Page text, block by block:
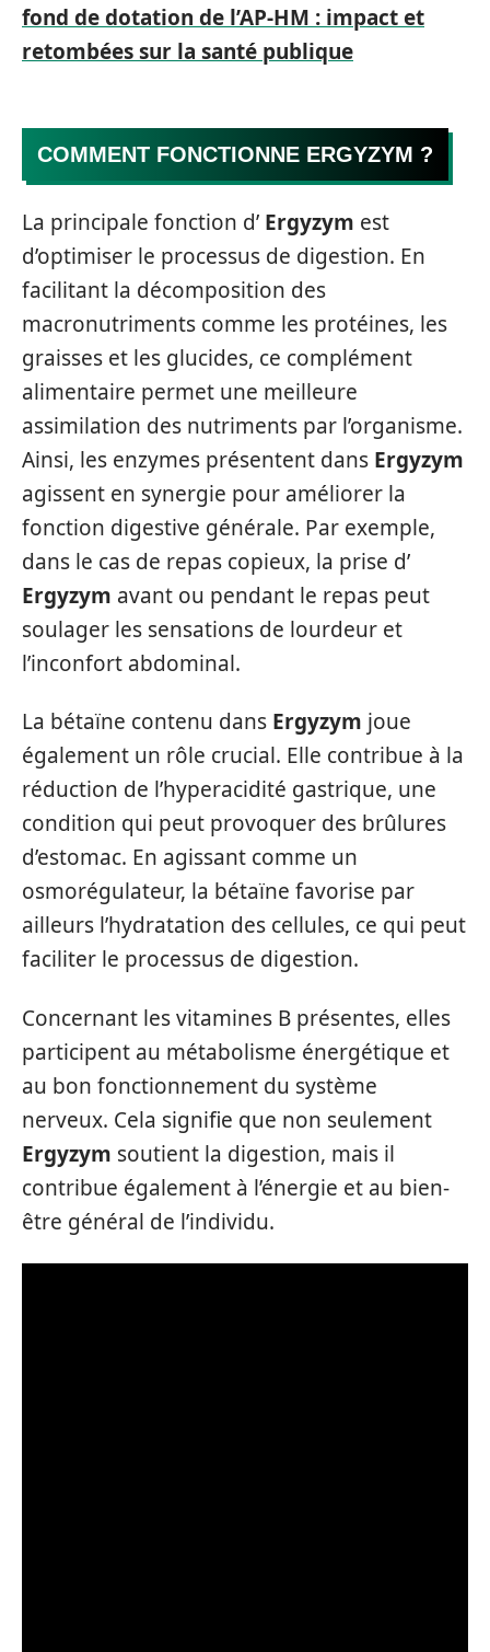
fond de dotation de l’AP-HM : impact et
retombées sur la santé publique
COMMENT FONCTIONNE ERGYZYM ?
La principale fonction d’ Ergyzym est
d’optimiser le processus de digestion. En
facilitant la décomposition des
macronutriments comme les protéines, les
graisses et les glucides, ce complément
alimentaire permet une meilleure
assimilation des nutriments par l’organisme.
Ainsi, les enzymes présentent dans Ergyzym
agissent en synergie pour améliorer la
fonction digestive générale. Par exemple,
dans le cas de repas copieux, la prise d’
Ergyzym avant ou pendant le repas peut
soulager les sensations de lourdeur et
l’inconfort abdominal.
La bétaïne contenu dans Ergyzym joue
également un rôle crucial. Elle contribue à la
réduction de l’hyperacidité gastrique, une
condition qui peut provoquer des brûlures
d’estomac. En agissant comme un
osmorégulateur, la bétaïne favorise par
ailleurs l’hydratation des cellules, ce qui peut
faciliter le processus de digestion.
Concernant les vitamines B présentes, elles
participent au métabolisme énergétique et
au bon fonctionnement du système
nerveux. Cela signifie que non seulement
Ergyzym soutient la digestion, mais il
contribue également à l’énergie et au bien-
être général de l’individu.